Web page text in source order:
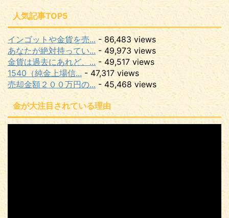
人気記事TOP5
インゴットや金貨を売... - 86,483 views
あなたが絶対持ってい... - 49,973 views
金貨は過去にあれど、... - 49,517 views
1540（純金上場信... - 47,317 views
売却金額２００万円の... - 45,468 views
金が大注目されている理由